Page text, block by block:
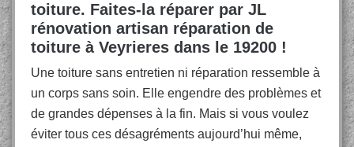
toiture. Faites-la réparer par JL
rénovation artisan réparation de
toiture à Veyrieres dans le 19200 !
Une toiture sans entretien ni réparation ressemble à
un corps sans soin. Elle engendre des problèmes et
de grandes dépenses à la fin. Mais si vous voulez
éviter tous ces désagréments aujourd’hui même,